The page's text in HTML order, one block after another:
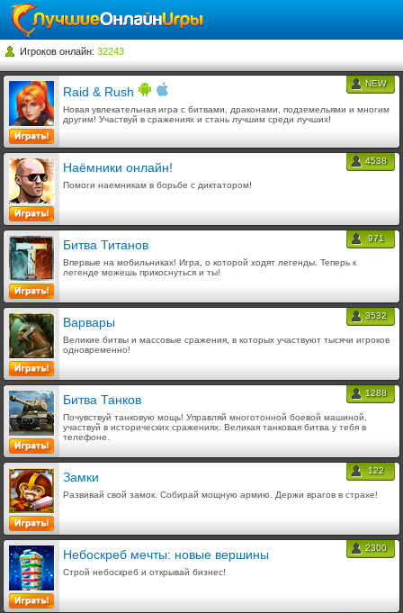
Игроков онлайн: 32243
NEW
Raid & Rush
Новая увлекательная игра с битвами, драконами, подземельями и многим
другим! Участвуй в сражениях и стань лучшим среди лучших!
4538
Наёмники онлайн!
Помоги наемникам в борьбе с диктатором!
971
Битва Титанов
Впервые на мобильниках! Игра, о которой ходят легенды. Теперь к
легенде можешь прикоснуться и ты!
3532
Варвары
Великие битвы и массовые сражения, в которых участвуют тысячи игроков
одновременно!
1288
Битва Танков
Почувствуй танковую мощь! Управляй многотонной боевой машиной,
участвуй в исторических сражениях. Великая танковая битва у тебя в
телефоне.
122
Замки
Развивай свой замок. Собирай мощную армию. Держи врагов в страхе!
2300
Небоскреб мечты: новые вершины
Строй небоскреб и открывай бизнес!